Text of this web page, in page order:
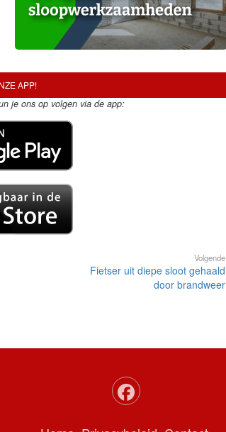
APP!
je ons op volgen via de app:
Volgende
Fietser uit diepe sloot gehaald
door brandweer